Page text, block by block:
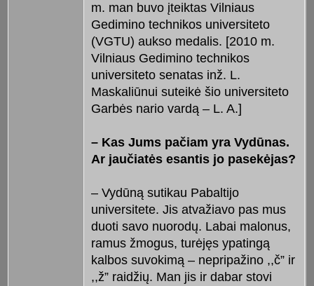
m. man buvo įteiktas Vilniaus
Gedimino technikos universiteto
(VGTU) aukso medalis. [2010 m.
Vilniaus Gedimino technikos
universiteto senatas inž. L.
Maskaliūnui suteikė šio universiteto
Garbės nario vardą – L. A.]
– Kas Jums pačiam yra Vydūnas.
Ar jaučiatės esantis jo pasekėjas?
– Vydūną sutikau Pabaltijo
universitete. Jis atvažiavo pas mus
duoti savo nuorodų. Labai malonus,
ramus žmogus, turėjęs ypatingą
kalbos suvokimą – nepripažino ,,č” ir
,,ž” raidžių. Man jis ir dabar stovi